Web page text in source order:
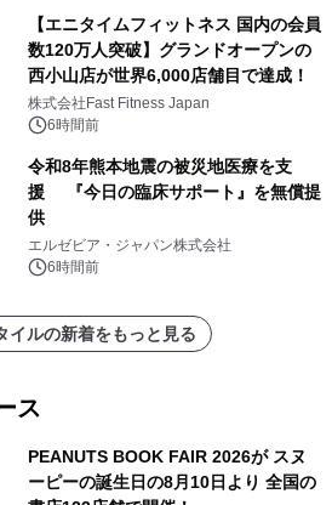
【エニタイムフィットネス 国内の会員
数120万人突破】グランドオープンの
西小山店が世界6,000店舗目で達成！
株式会社Fast Fitness Japan
6時間前
令和8年熊本地震の被災地医療を支
援 『今日の臨床サポート』を無償提
供
エルゼビア・ジャパン株式会社
6時間前
イルの新着をもっと見る
ス
PEANUTS BOOK FAIR 2026が スヌ
ーピーの誕生日の8月10日より 全国の